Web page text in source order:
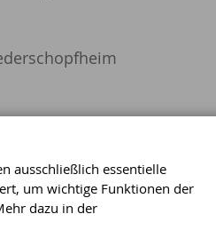
Endgeräte
|
ausschließlich essentielle
um wichtige Funktionen der
dazu in der